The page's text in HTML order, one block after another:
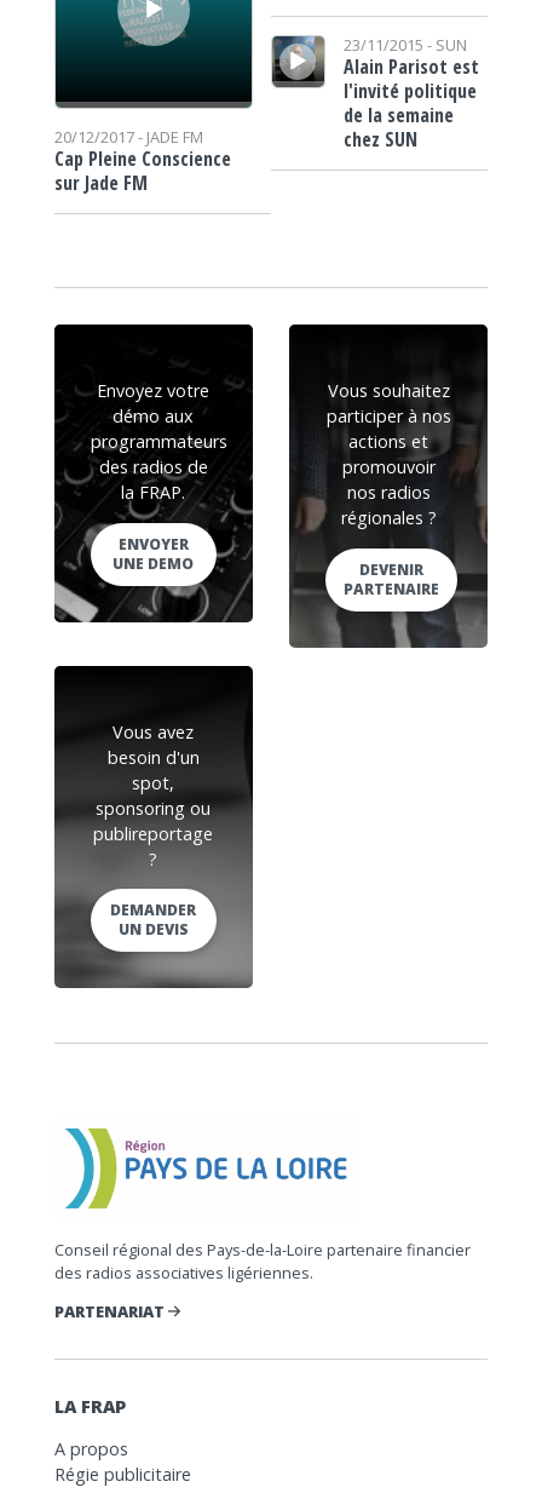
20/12/2017 - JADE FM
Cap Pleine Conscience
sur Jade FM
Lecteur audio
23/11/2015 - SUN
Alain Parisot est
l'invité politique
de la semaine
chez SUN
Envoyez votre
démo aux
programmateurs
des radios de
la FRAP.
ENVOYER
UNE DEMO
Vous souhaitez
participer à nos
actions et
promouvoir
nos radios
régionales ?
DEVENIR
PARTENAIRE
Vous avez
besoin d'un
spot,
sponsoring ou
publireportage
?
DEMANDER
UN DEVIS
Conseil régional des Pays-de-la-Loire partenaire financier
des radios associatives ligériennes.
PARTENARIAT
LA FRAP
A propos
Régie publicitaire